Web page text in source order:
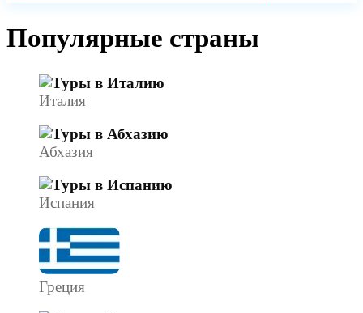
Популярные страны
Италия
Абхазия
Испания
Греция